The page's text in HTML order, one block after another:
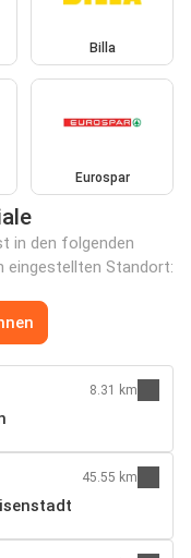
Billa
Eurospar
in den folgenden
eingestellten Standort:
8.31 km
45.55 km